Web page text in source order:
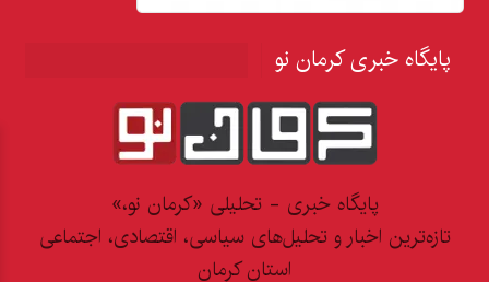
پایگاه خبری کرمان نو
پایگاه خبری - تحلیلی «کرمان نو،»
تازه‌ترین اخبار و تحلیل‌های سیاسی، اقتصادی، اجتماعی
استان کرمان